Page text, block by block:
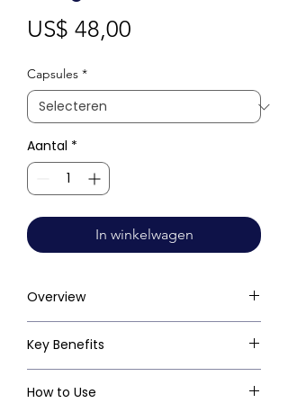
US$ 48,00
Capsules *
Aantal *
In winkelwagen
Overview
Key Benefits
How to Use